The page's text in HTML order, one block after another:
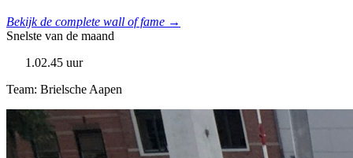
Bekijk de complete wall of fame →
Snelste van de maand
1.02.45 uur
Team: Brielsche Aapen